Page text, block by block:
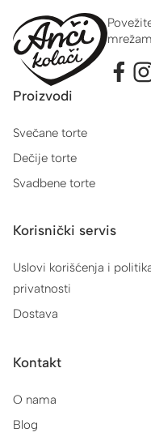
Proizvodi
Svečane torte
Dečije torte
Svadbene torte
Korisnički servis
Uslovi korišćenja i
privatnosti
Dostava
Kontakt
O nama
Blog